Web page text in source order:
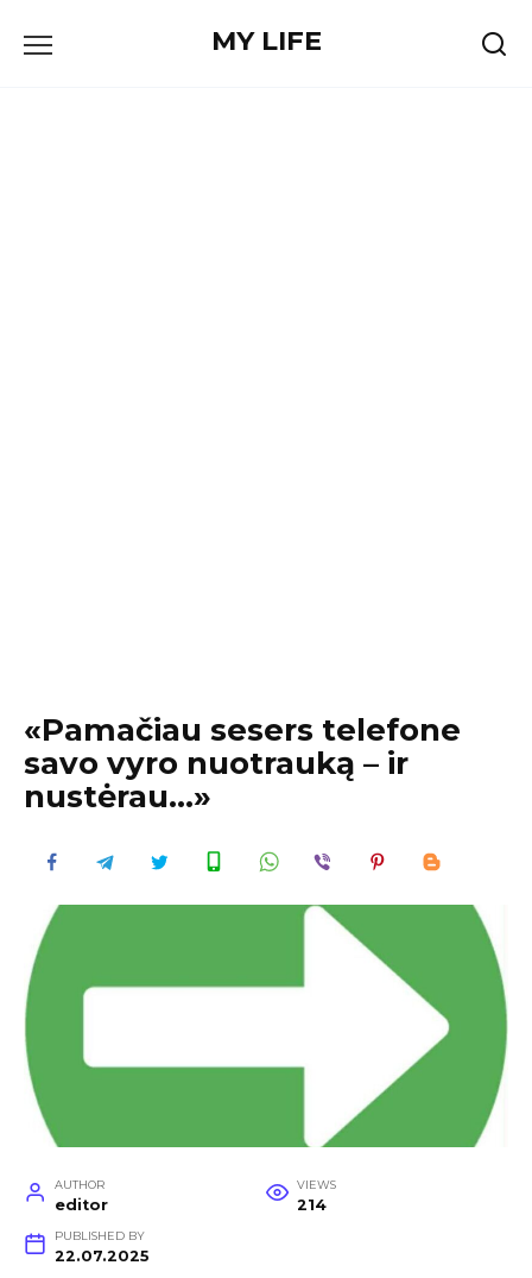
MY LIFE
«Pamačiau sesers telefone
savo vyro nuotrauką – ir
nustėrau…»
AUTHOR
editor
VIEWS
214
PUBLISHED BY
22.07.2025